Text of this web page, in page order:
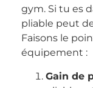
gym. Si tu es
pliable peut
Faisons le
équipement :
Gain de